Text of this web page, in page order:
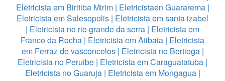
Eletricista em Biritiba Mirim| Eletricistaen Guararema|
Eletricista em Salesopolis | Eletricista em santa izabel
| Eletricista no rio grande da serra | Eletricista em
Franco da Rocha | Eletricista em Atibaia | Eletricista
em Ferraz de vasconcelos| Eletricista no Bertioga|
Eletricista no Peruibe | Eletricista em Caraguatatuba |
Eletricista no Guaruja| Eletricista em Mongagua|